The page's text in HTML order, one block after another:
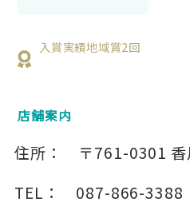
入賞実績地域賞2回
店舗案内
住所： 〒761-0301
TEL：
087-866-3388